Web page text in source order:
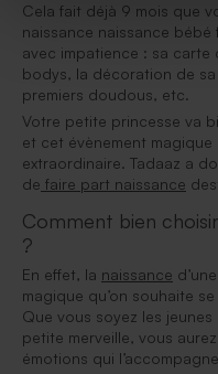
Cela fait déjà 9 mois que
naissance naissance
avec impatience : sa carte
bodys, la décoration de
premiers doudous, etc.
Votre petite princesse va
et cet évènement magique
extraordinaire. Tadaaz a
de faire part naissance
Comment bien
?
En effet, la naissance
magique qu’on souhaite
Que vous soyez les
petite merveille, vous
émotions qui